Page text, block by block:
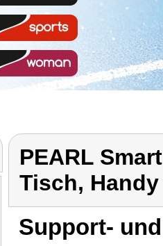
PEARL
Tisch,
Support-